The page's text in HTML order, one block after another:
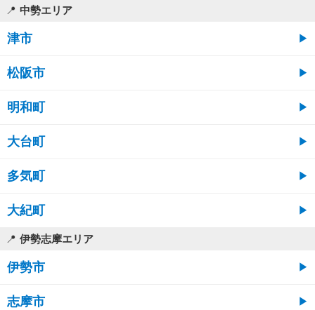
中勢エリア
津市
松阪市
明和町
大台町
多気町
大紀町
伊勢志摩エリア
伊勢市
志摩市